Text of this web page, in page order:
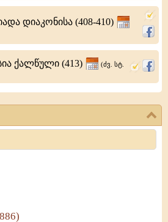
დიაკონისა (408-410)
ქალწული (413)
(ძვ. სტ.